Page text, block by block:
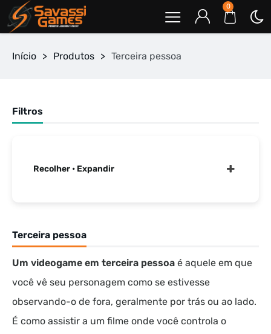
0
Início > Produtos > Terceira pessoa
Terceira pessoa
Um videogame em terceira pessoa é aquele em que
você vê seu personagem como se estivesse
observando-o de fora, geralmente por trás ou ao lado.
É como assistir a um filme onde você controla o
Filtros
Recolher • Expandir